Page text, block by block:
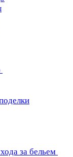
за бельем